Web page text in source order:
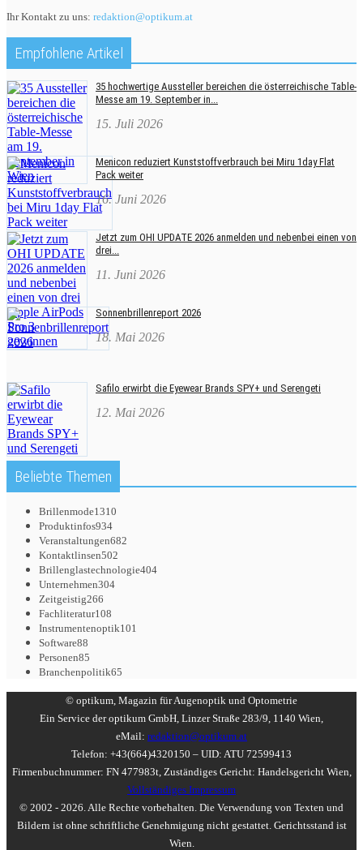
Ihr Kontakt zu uns: redaktion@optikum.at
Empfohlene Artikel
35 hochwertige Aussteller bereichen die österreichische Table-
Messe am 19. September in...
15. Juli 2026
Menicon reduziert Kunststoffverbrauch bei Miru 1day Flat
Pack weiter
16. Juni 2026
Jetzt zum OHI UPDATE 2026 anmelden und nebenbei einen von
drei...
11. Juni 2026
Sonnenbrillenreport 2026
18. Mai 2026
Safilo erwirbt die Eyewear Brands SPY+ und Serengeti
12. Mai 2026
Beliebte Themen
Brillenmode1310
Produktinfos934
Veranstaltungen682
Kontaktlinsen502
Brillenglastechnologie404
Unternehmen304
Zeitgeistig266
Fachliteratur108
Instrumentenoptik101
Software88
Personen85
Branchenpolitik65
© optikum, Magazin für Augenoptik und Optometrie
Ein Service der optikum GmbH, Linzer Straße 283/9, 1140 Wien,
eMail: redaktion@optikum.at
Telefon: +43(664)4320150 – UID: ATU 72599413
Firmenbuchnummer: FN 477983t, Zuständiges Gericht: Handelsgericht Wien,
Vollständiges Impressum
© 2002 - 2026. Alle Rechte vorbehalten. Die Verwendung von Texten und
Bildern ist ohne schriftliche Genehmigung nicht gestattet. Gerichtsstand ist
Wien.